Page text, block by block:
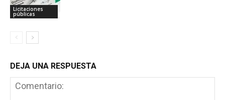
Licitaciones
públicas
DEJA UNA RESPUESTA